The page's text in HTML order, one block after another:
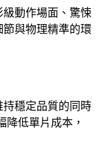
動作場面、驚悚
與物理精準的環
穩定品質的同時
降低單片成本，